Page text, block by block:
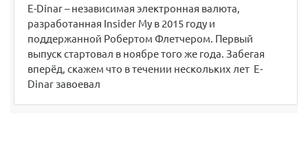
E-Dinar – независимая электронная валюта,
разработанная Insider My в 2015 году и
поддержанной Робертом Флетчером. Первый
выпуск стартовал в ноябре того же года. Забегая
вперёд, скажем что в течении нескольких лет E-
Dinar завоевал